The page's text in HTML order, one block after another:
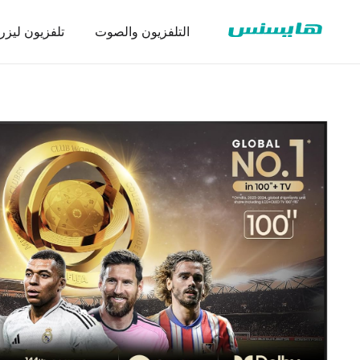
التلفزيون والصوت تلفزيون ليزر
سلسلة ثلاجة عرض
تنزيل